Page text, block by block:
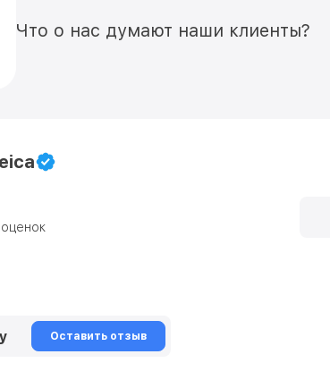
Что о нас думают наши клиенты?
Оставить отзыв